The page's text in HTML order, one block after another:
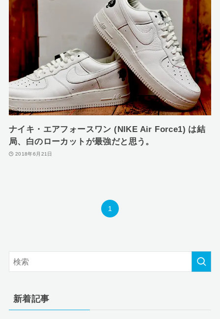
ナイキ・エアフォースワン (NIKE Air Force1) は結
局、白のローカットが最強だと思う。
2018年6月21日
1
新着記事